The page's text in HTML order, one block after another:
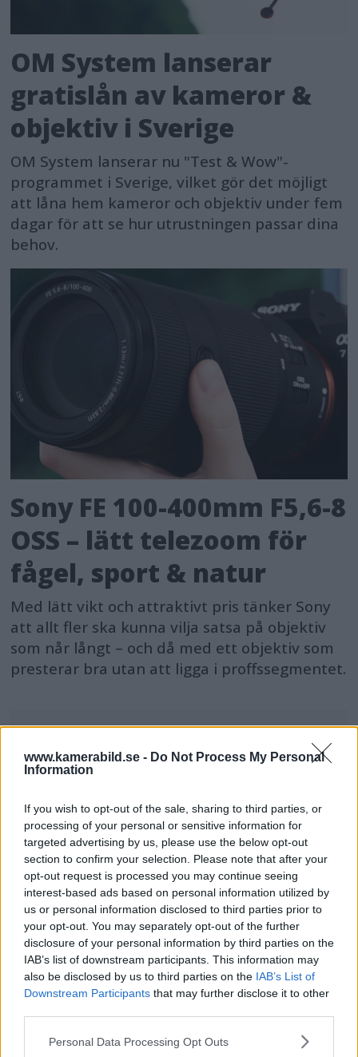
www.kamerabild.se - Do Not Process My Personal
Information
If you wish to opt-out of the sale, sharing to third parties, or
processing of your personal or sensitive information for
targeted advertising by us, please use the below opt-out
section to confirm your selection. Please note that after your
opt-out request is processed you may continue seeing
interest-based ads based on personal information utilized by
us or personal information disclosed to third parties prior to
your opt-out. You may separately opt-out of the further
disclosure of your personal information by third parties on the
IAB’s list of downstream participants. This information may
also be disclosed by us to third parties on the IAB’s List of
Downstream Participants that may further disclose it to other
Please note that this website/app uses one or more Google
Personal Data Processing Opt Outs
OM System lanserar
gratislån av kameror &
objektiv i Sverige
OM System lanserar nu "Test & Wow"-
programmet i Sverige, vilket gör det möjligt
att låna hem kameror och objektiv under fem
dagar för att se hur utrustningen passar dina
behov.
Sony FE 100-400mm F5,6-8
OSS – lätt telezoom för
fågel, sport & natur
Med lätt vikt och attraktivt pris tänker Sony
att allt fler ska kunna vilja satsa på objektiv
som når långt – och då med ett objektiv som
presterar bra utan att ligga i proffssegmentet.
DJI Osmo Pocket 4P
släppt – får 10-bitars D-
Log 2 & 3x optisk zoom
Sony lägger bud på
Tamron – kan vara värt
12 miljarder kronor
Lund & Stockholm